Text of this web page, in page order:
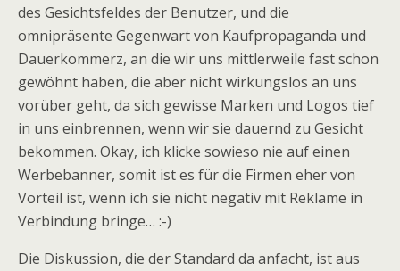
des Gesichtsfeldes der Benutzer, und die
omnipräsente Gegenwart von Kaufpropaganda und
Dauerkommerz, an die wir uns mittlerweile fast schon
gewöhnt haben, die aber nicht wirkungslos an uns
vorüber geht, da sich gewisse Marken und Logos tief
in uns einbrennen, wenn wir sie dauernd zu Gesicht
bekommen. Okay, ich klicke sowieso nie auf einen
Werbebanner, somit ist es für die Firmen eher von
Vorteil ist, wenn ich sie nicht negativ mit Reklame in
Verbindung bringe… :-)
Die Diskussion, die der Standard da anfacht, ist aus